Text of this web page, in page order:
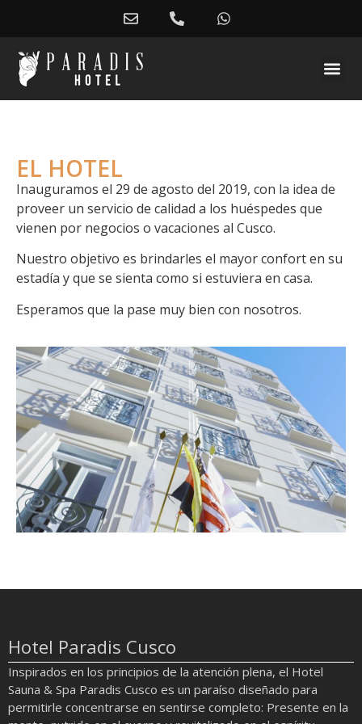
EL HOTEL
Inauguramos el 29 de agosto del 2019, con la idea de
proveer un servicio de calidad a los huéspedes que
vienen por negocios o vacaciones al Cusco.
Nuestro objetivo es brindarles el mayor confort en su
estadía y que se sienta como si estuviera en casa.
Esperamos que la pase muy bien con nosotros.
Hotel Paradis Cusco
Inspirados en los principios de la atención plena, el Hotel
Sauna & Spa Paradis Cusco es un paraíso diseñado para
permitirle concentrarse en sentirse completo: Presente en la